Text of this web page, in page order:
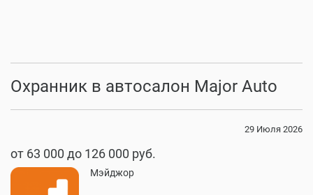
Охранник в автосалон Major Auto
29 Июля 2026
от 63 000 до 126 000 руб.
Мэйджор